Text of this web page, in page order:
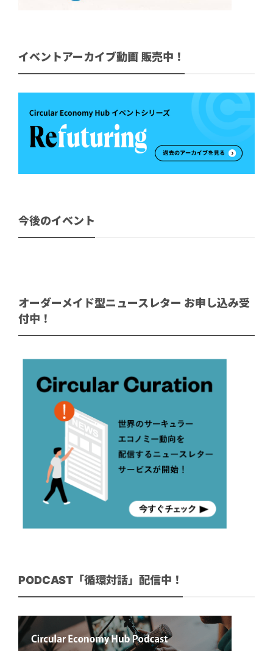
イベントアーカイブ動画 販売中！
今後のイベント
オーダーメイド型ニュースレター お申し込み受
付中！
PODCAST「循環対話」配信中！